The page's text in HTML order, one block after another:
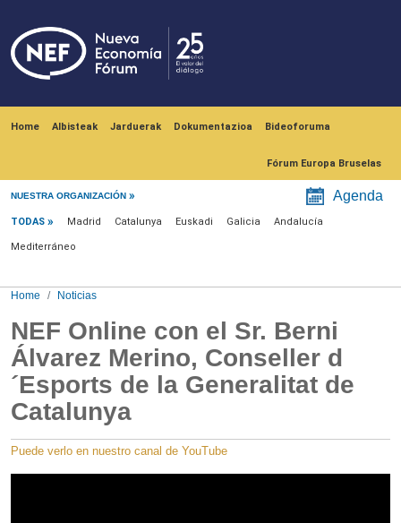
Home Albisteak Jarduerak Dokumentazioa Bideoforuma
Fórum Europa Bruselas
NUESTRA ORGANIZACIÓN Agenda
Menú noticias
TODAS Madrid Catalunya Euskadi Galicia Andalucía
Mediterráneo
Home Noticias
NEF Online con el Sr. Berni
Álvarez Merino, Conseller d
´Esports de la Generalitat de
Catalunya
Puede verlo en nuestro canal de YouTube